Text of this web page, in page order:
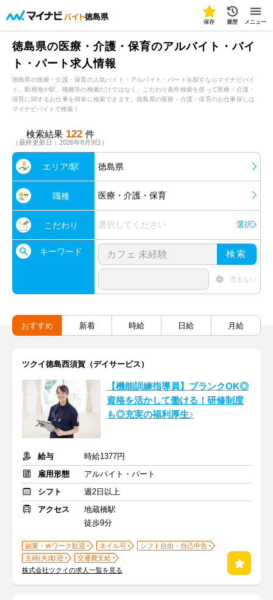
徳島県
保存 履歴 メニュー
徳島県の医療・介護・保育のアルバイト・バイ
ト・パート求人情報
徳島県の医療・介護・保育の人気バイト・アルバイト・パートを探すならマイナビバイ
ト。勤務地や駅、職種等の検索だけではなく、こだわり条件検索を使って医療・介護・
保育に関するお仕事を簡単に検索できます。徳島県の医療・介護・保育のお仕事探しは
マイナビバイトで検索！
検索結果 122 件
（最終更新日：2026年8月9日）
エリア/駅 徳島県
職種 医療・介護・保育
こだわり 選択してください 選択
キーワード 検索
含まない
おすすめ 新着 時給 日給 月給
ツクイ徳島西須賀（デイサービス）
【機能訓練指導員】ブランクOK◎
資格を活かして働ける！研修制度
も◎充実の福利厚生♪
給与
時給1377円
雇用形態
アルバイト・パート
シフト
週2日以上
アクセス
地蔵橋駅
徒歩9分
副業・Ｗワーク歓迎 ネイル可
シフト自由・自己申告
主婦(夫)歓迎
交通費支給
株式会社ツクイの求人一覧を見る